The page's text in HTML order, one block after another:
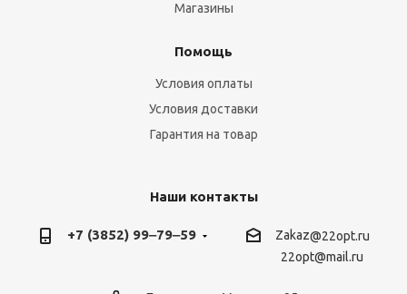
Магазины
Помощь
Условия оплаты
Условия доставки
Гарантия на товар
Наши контакты
+7 (3852) 99‒79‒59 Zakaz@22opt.ru
22opt@mail.ru